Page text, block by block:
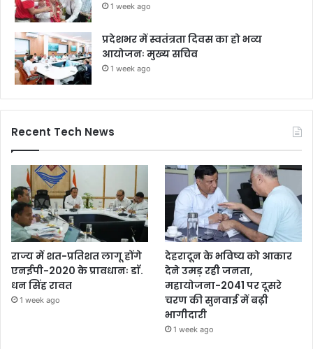
1 week ago
प्रदेशभर में स्वतंत्रता दिवस का हो भव्य
आयोजनः मुख्य सचिव
1 week ago
Recent Tech News
राज्य में शत-प्रतिशत लागू होंगे
एनईपी-2020 के प्रावधानः डाॅ.
धन सिंह रावत
1 week ago
देहरादून के भविष्य को आकार
देने उमड़ रही जनता,
महायोजना-2041 पर दूसरे
चरण की सुनवाई में बढ़ी
भागीदारी
1 week ago